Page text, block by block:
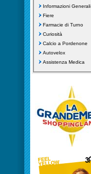
Informazioni Generali
Fiere
Farmacie di Turno
Curiosità
Calcio a Pordenone
Autovelox
Assistenza Medica